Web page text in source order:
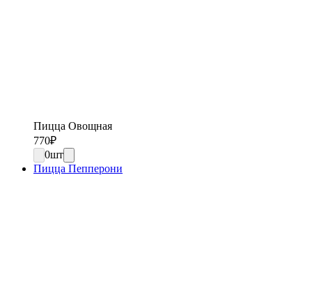
Пицца Овощная
770₽
0шт
Пицца Пепперони